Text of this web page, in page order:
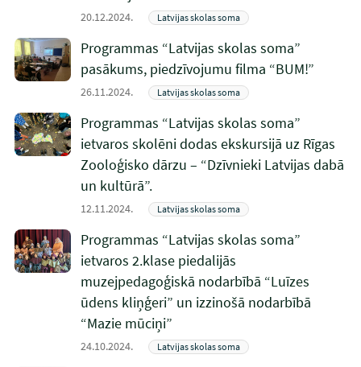
20.12.2024. Latvijas skolas soma
Programmas “Latvijas skolas soma”
pasākums, piedzīvojumu filma “BUM!”
26.11.2024. Latvijas skolas soma
Programmas “Latvijas skolas soma”
ietvaros skolēni dodas ekskursijā uz Rīgas
Zooloģisko dārzu – “Dzīvnieki Latvijas dabā
un kultūrā”.
12.11.2024. Latvijas skolas soma
Programmas “Latvijas skolas soma”
ietvaros 2.klase piedalijās
muzejpedagoģiskā nodarbībā “Luīzes
ūdens kliņģeri” un izzinošā nodarbībā
“Mazie mūciņi”
24.10.2024. Latvijas skolas soma